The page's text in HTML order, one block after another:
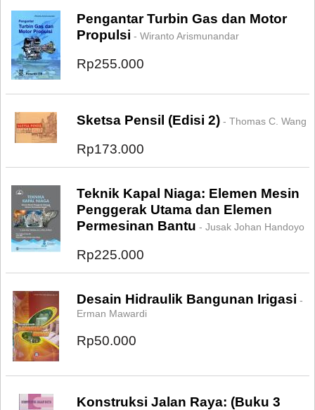
Pengantar Turbin Gas dan Motor
Propulsi - Wiranto Arismunandar
Rp255.000
Sketsa Pensil (Edisi 2) - Thomas C. Wang
Rp173.000
Teknik Kapal Niaga: Elemen Mesin
Penggerak Utama dan Elemen
Permesinan Bantu - Jusak Johan Handoyo
Rp225.000
Desain Hidraulik Bangunan Irigasi -
Erman Mawardi
Rp50.000
Konstruksi Jalan Raya: (Buku 3